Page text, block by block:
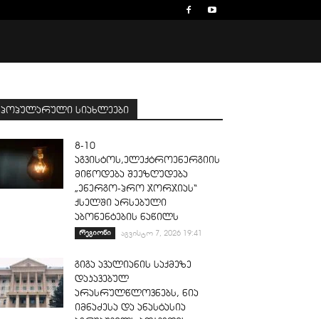
პოპულარული სიახლეები
8-10
აგვისტოს,ელექტროენერგიის
მიწოდება შეეზღუდება
„ენერგო-პრო ჯორჯიას“
ქსელში არსებული
აბონენტების ნაწილს
რეგიონი აგვისტო 7, 2026 19:41
გიგა ავალიანის საქმეზე
დაკავებულ
არასრულწლოვნებს, ნია
იმნაძესა და ანასტასია